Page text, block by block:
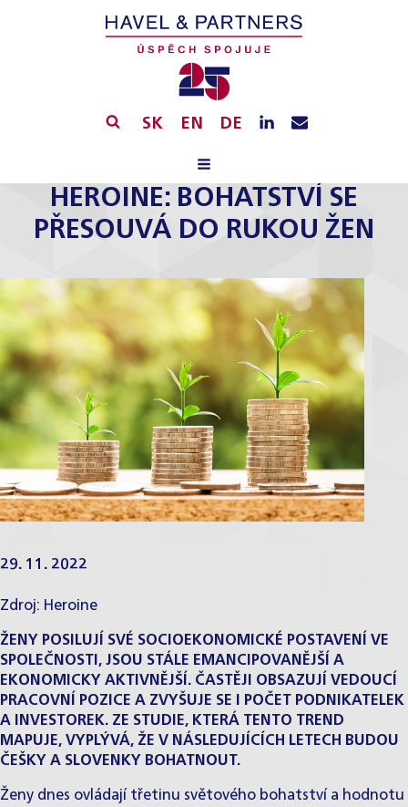
SK EN DE
HEROINE: BOHATSTVÍ SE
PŘESOUVÁ DO RUKOU ŽEN
29. 11. 2022
Zdroj: Heroine
ŽENY POSILUJÍ SVÉ SOCIOEKONOMICKÉ POSTAVENÍ VE
SPOLEČNOSTI, JSOU STÁLE EMANCIPOVANĚJŠÍ A
EKONOMICKY AKTIVNĚJŠÍ. ČASTĚJI OBSAZUJÍ VEDOUCÍ
PRACOVNÍ POZICE A ZVYŠUJE SE I POČET PODNIKATELEK
A INVESTOREK. ZE STUDIE, KTERÁ TENTO TREND
MAPUJE, VYPLÝVÁ, ŽE V NÁSLEDUJÍCÍCH LETECH BUDOU
ČEŠKY A SLOVENKY BOHATNOUT.
Ženy dnes ovládají třetinu světového bohatství a hodnotu